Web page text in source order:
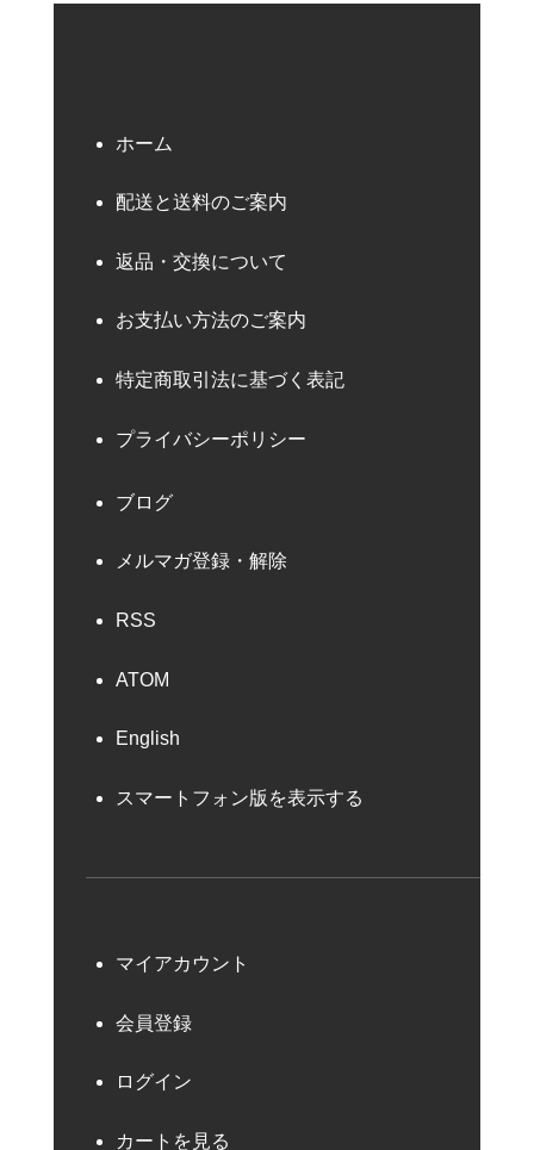
ホーム
配送と送料のご案内
返品・交換について
お支払い方法のご案内
特定商取引法に基づく表記
プライバシーポリシー
ブログ
メルマガ登録・解除
RSS
ATOM
English
スマートフォン版を表示する
マイアカウント
会員登録
ログイン
カートを見る